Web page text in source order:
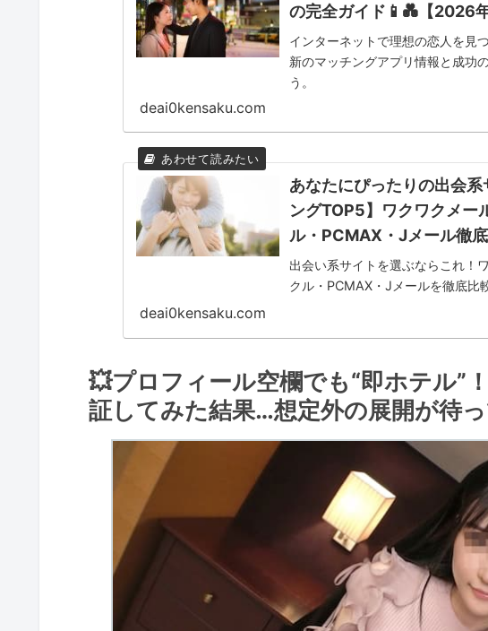
の完全ガイド📱💑【2026年
インターネットで理想の恋人を見
新のマッチングアプリ情報と成功
う。
deai0kensaku.com
あなたにぴったりの出会
ングTOP5】ワクワクメー
ル・PCMAX・Jメール徹
出会い系サイトを選ぶならこれ！
クル・PCMAX・Jメールを徹底比
deai0kensaku.com
💥プロフィール空欄でも“即ホテル”
証してみた結果…想定外の展開が待